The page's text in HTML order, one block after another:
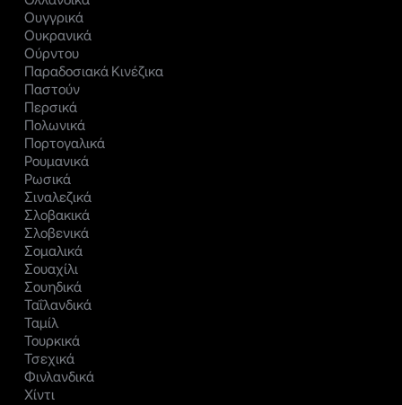
Ουγγρικά
Ουκρανικά
Ούρντου
Παραδοσιακά Κινέζικα
Παστούν
Περσικά
Πολωνικά
Πορτογαλικά
Ρουμανικά
Ρωσικά
Σιναλεζικά
Σλοβακικά
Σλοβενικά
Σομαλικά
Σουαχίλι
Σουηδικά
Ταΐλανδικά
Ταμίλ
Τουρκικά
Τσεχικά
Φινλανδικά
Χίντι